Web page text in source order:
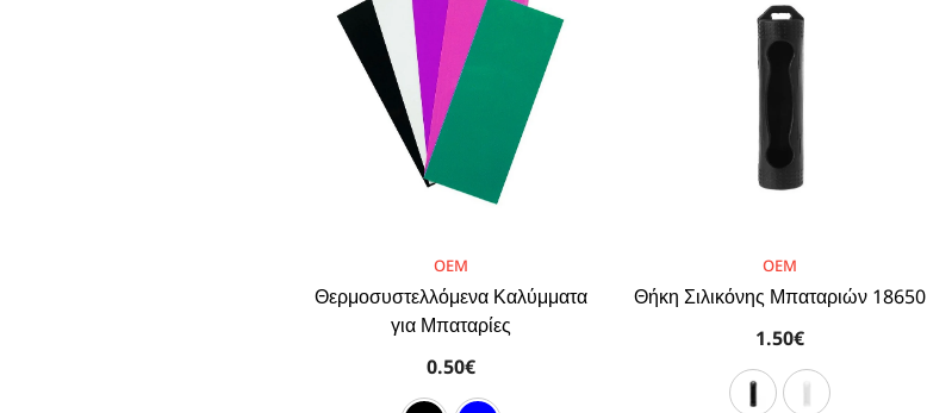
OEM
Θερμοσυστελλόμενα Καλύμματα
για Μπαταρίες
0.50€
OEM
Θήκη Σιλικόνης Μπαταριών 18650
1.50€